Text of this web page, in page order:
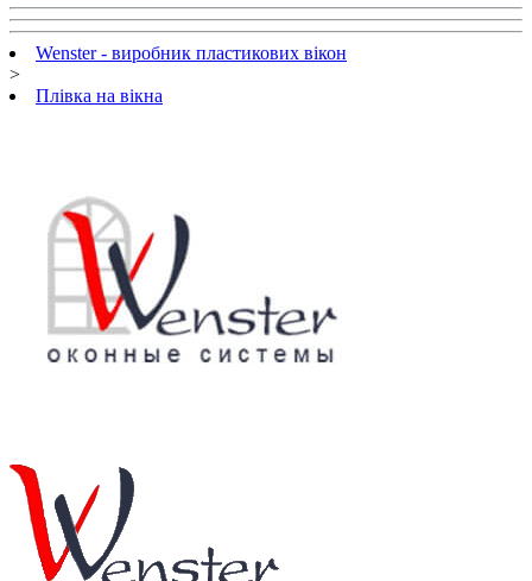
Wenster - виробник пластикових вікон
>
Плівка на вікна